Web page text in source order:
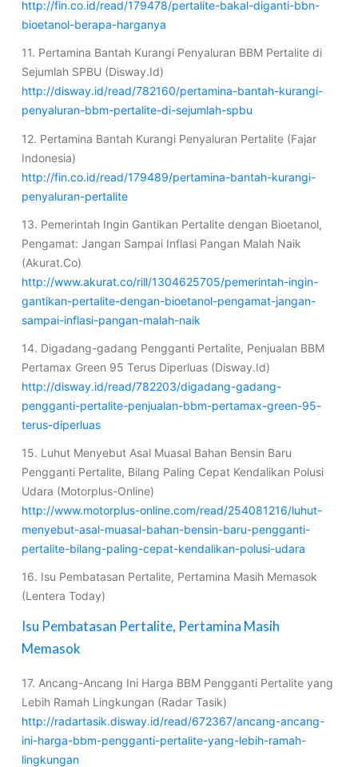
http://fin.co.id/read/179478/pertalite-bakal-diganti-bbn-
bioetanol-berapa-harganya
11. Pertamina Bantah Kurangi Penyaluran BBM Pertalite di
Sejumlah SPBU (Disway.Id)
http://disway.id/read/782160/pertamina-bantah-kurangi-
penyaluran-bbm-pertalite-di-sejumlah-spbu
12. Pertamina Bantah Kurangi Penyaluran Pertalite (Fajar
Indonesia)
http://fin.co.id/read/179489/pertamina-bantah-kurangi-
penyaluran-pertalite
13. Pemerintah Ingin Gantikan Pertalite dengan Bioetanol,
Pengamat: Jangan Sampai Inflasi Pangan Malah Naik
(Akurat.Co)
http://www.akurat.co/rill/1304625705/pemerintah-ingin-
gantikan-pertalite-dengan-bioetanol-pengamat-jangan-
sampai-inflasi-pangan-malah-naik
14. Digadang-gadang Pengganti Pertalite, Penjualan BBM
Pertamax Green 95 Terus Diperluas (Disway.Id)
http://disway.id/read/782203/digadang-gadang-
pengganti-pertalite-penjualan-bbm-pertamax-green-95-
terus-diperluas
15. Luhut Menyebut Asal Muasal Bahan Bensin Baru
Pengganti Pertalite, Bilang Paling Cepat Kendalikan Polusi
Udara (Motorplus-Online)
http://www.motorplus-online.com/read/254081216/luhut-
menyebut-asal-muasal-bahan-bensin-baru-pengganti-
pertalite-bilang-paling-cepat-kendalikan-polusi-udara
16. Isu Pembatasan Pertalite, Pertamina Masih Memasok
(Lentera Today)
Isu Pembatasan Pertalite, Pertamina Masih
Memasok
17. Ancang-Ancang Ini Harga BBM Pengganti Pertalite yang
Lebih Ramah Lingkungan (Radar Tasik)
http://radartasik.disway.id/read/672367/ancang-ancang-
ini-harga-bbm-pengganti-pertalite-yang-lebih-ramah-
lingkungan